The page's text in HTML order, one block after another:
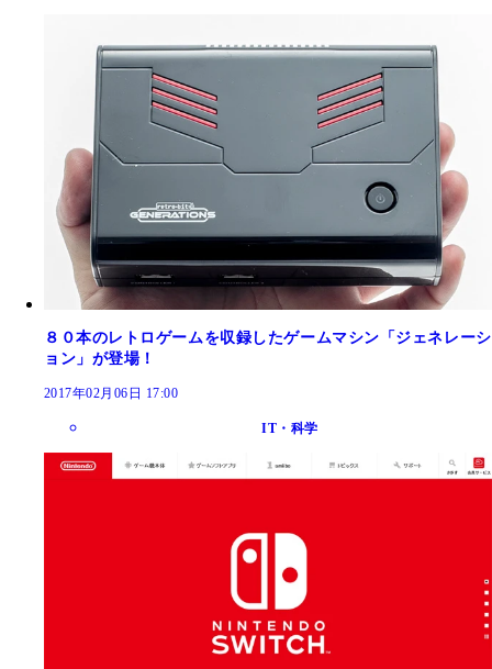
８０本のレトロゲームを収録したゲームマシン「ジェネレーシ
ョン」が登場！
2017年02月06日 17:00
IT・科学